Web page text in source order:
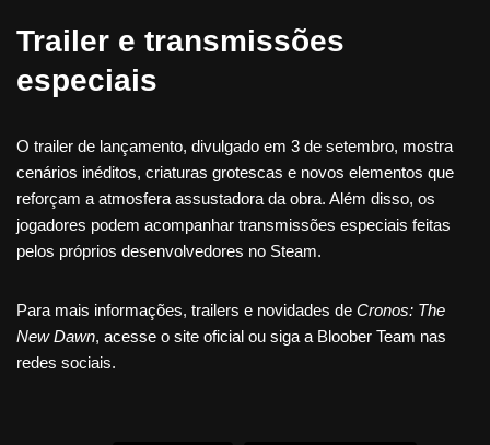
Trailer e transmissões
especiais
O trailer de lançamento, divulgado em 3 de setembro, mostra
cenários inéditos, criaturas grotescas e novos elementos que
reforçam a atmosfera assustadora da obra. Além disso, os
jogadores podem acompanhar transmissões especiais feitas
pelos próprios desenvolvedores no Steam.
Para mais informações, trailers e novidades de Cronos: The
New Dawn, acesse o site oficial ou siga a Bloober Team nas
redes sociais.